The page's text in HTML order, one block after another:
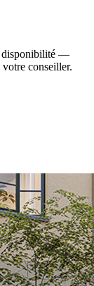
disponibilité —
conseiller.